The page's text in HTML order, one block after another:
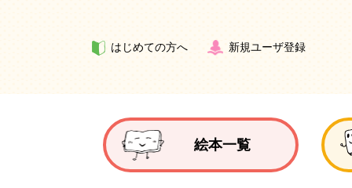
はじめての方へ 新規ユーザ登録
絵本一覧